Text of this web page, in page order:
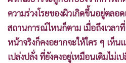
อาชญากรรม
• Motoring
• เกม
• วิทยาศาสตร์
ความร่วงโรยของผิวเกิดขึ้นอยู่ตลอด
สถานการณ์ไหนก็ตาม เมื่อถึงเวลา
หน้าจริงก็คงอยากจะให้ใคร ๆ เห็น
เปล่งปลั่ง ที่ยังคงอยู่เหมือนเดิมไม่เ